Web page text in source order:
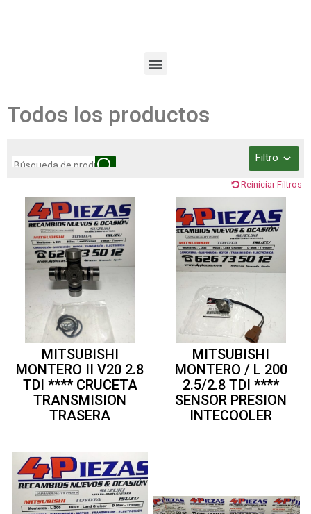
Todos los productos
Filtro
Reiniciar Filtros
MITSUBISHI
MONTERO II V20 2.8
TDI **** CRUCETA
TRANSMISION
TRASERA
MITSUBISHI
MONTERO / L 200
2.5/2.8 TDI ****
SENSOR PRESION
INTECOOLER